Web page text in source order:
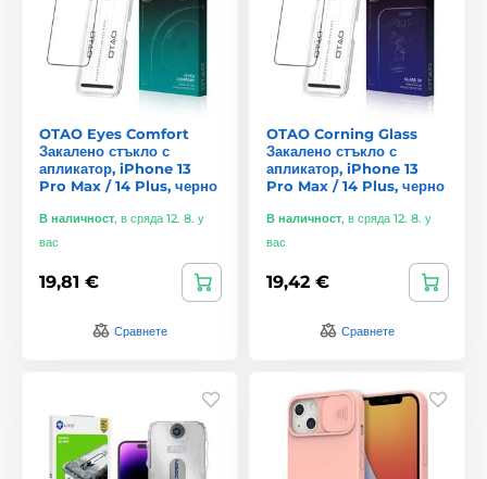
OTAO Eyes Comfort
Закалено стъкло с
апликатор, iPhone 13
Pro Max / 14 Plus, черно
В наличност, в сряда 12. 8. у
вас
19,81 €
Сравнете
OTAO Corning Glass
Закалено стъкло с
апликатор, iPhone 13
Pro Max / 14 Plus, черно
В наличност, в сряда 12. 8. у
вас
19,42 €
Сравнете